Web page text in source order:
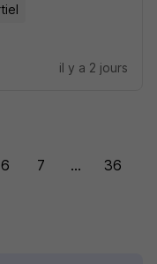
il y a 2 jours
6 7 ... 36